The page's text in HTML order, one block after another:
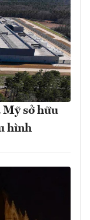
Mỹ sở hữu
hình